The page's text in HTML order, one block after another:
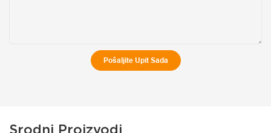
Pošaljite Upit Sada
Srodni Proizvodi